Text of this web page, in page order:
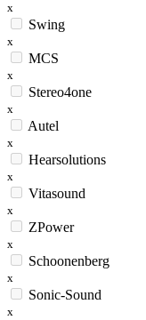
x
Swing
x
MCS
x
Stereo4one
x
Autel
x
Hearsolutions
x
Vitasound
x
ZPower
x
Schoonenberg
x
Sonic-Sound
x